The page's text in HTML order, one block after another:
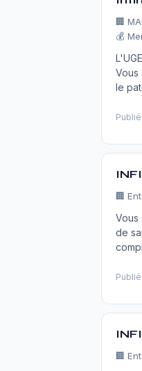
🏢
💰
Vous
le
🏢
Vous
de
🏢